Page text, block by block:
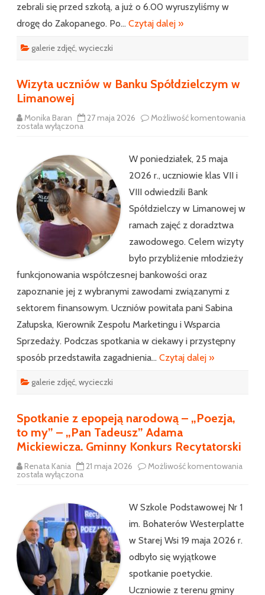
zebrali się przed szkołą, a już o 6.00 wyruszyliśmy w
drogę do Zakopanego. Po… Czytaj dalej »
galerie zdjęć wycieczki
Wizyta uczniów w Banku Spółdzielczym w
Limanowej
Monika Baran 27 maja 2026 Możliwość komentowania
została wyłączona
W poniedziałek, 25 maja
2026 r., uczniowie klas VII i
VIII odwiedzili Bank
Spółdzielczy w Limanowej w
ramach zajęć z doradztwa
zawodowego. Celem wizyty
było przybliżenie młodzieży
funkcjonowania współczesnej bankowości oraz
zapoznanie jej z wybranymi zawodami związanymi z
sektorem finansowym. Uczniów powitała pani Sabina
Załupska, Kierownik Zespołu Marketingu i Wsparcia
Sprzedaży. Podczas spotkania w ciekawy i przystępny
sposób przedstawiła zagadnienia… Czytaj dalej »
galerie zdjęć wycieczki
Spotkanie z epopeją narodową – „Poezja,
to my” – „Pan Tadeusz” Adama
Mickiewicza. Gminny Konkurs Recytatorski
Renata Kania 21 maja 2026 Możliwość komentowania
my”
została wyłączona
W Szkole Podstawowej Nr 1
im. Bohaterów Westerplatte
w Starej Wsi 19 maja 2026 r.
odbyło się wyjątkowe
spotkanie poetyckie.
Uczniowie z terenu gminy